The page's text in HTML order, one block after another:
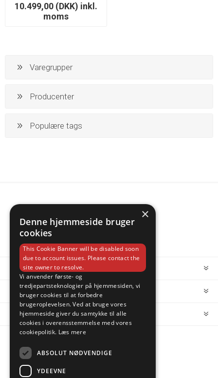
10.499,00 (DKK) inkl.
moms
Varegrupper
Producenter
Populære tags
MIN KONTO
KUNDESERVICE
FOLLOW US
×
Denne hjemmeside bruger
cookies
This Cookie Banner will be disabled soon
due to account issues. Please contact the
site owner to resolve.
Vi anvender første- og
tredjepartsteknologier på hjemmesiden, vi
bruger cookies til at forbedre
brugeroplevelsen. Ved at bruge vores
hjemmeside giver du samtykke til alle
cookies i overensstemmelse med vores
cookiepolitik. Læs mere
ABSOLUT NØDVENDIGE
YDEEVNE